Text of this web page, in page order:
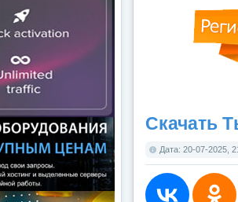
Скачать
Дата: 20-07-2025,